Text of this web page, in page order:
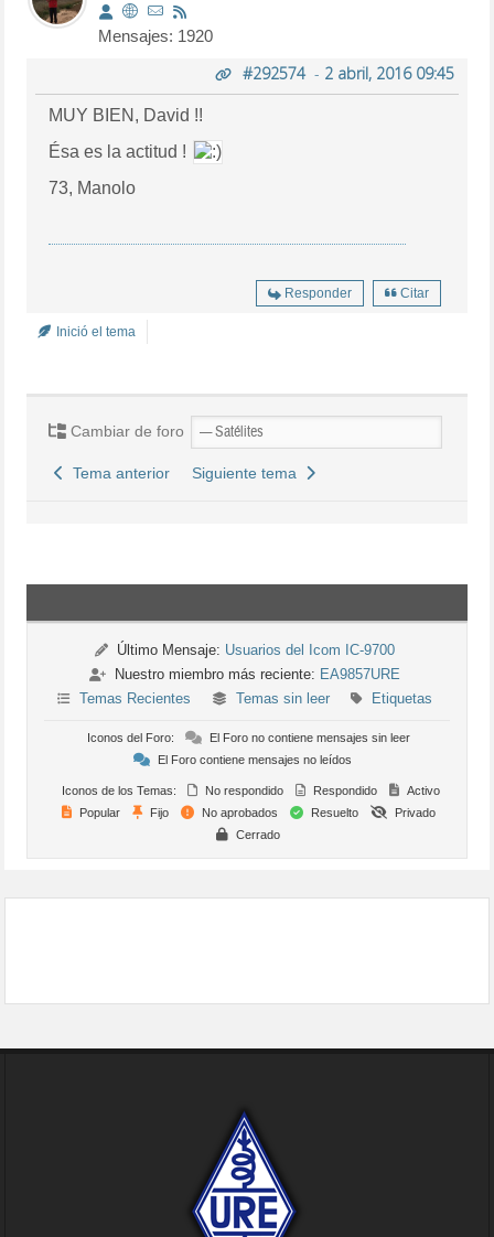
Mensajes: 1920
#292574- 2 abril, 2016 09:45
MUY BIEN, David !!
Ésa es la actitud !
73, Manolo
Responder Citar
Inició el tema
Cambiar de foro
Tema anterior Siguiente tema
Último Mensaje: Usuarios del Icom IC-9700
Nuestro miembro más reciente: EA9857URE
Temas Recientes
Temas sin leer Etiquetas
Iconos del Foro:
El Foro no contiene mensajes sin leer
El Foro contiene mensajes no leídos
Iconos de los Temas: No respondido Respondido
Activo
Popular
Fijo No aprobados Resuelto
Privado
Cerrado